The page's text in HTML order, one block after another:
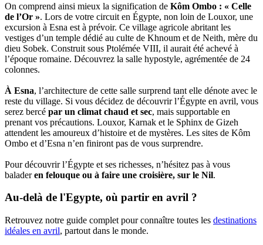
On comprend ainsi mieux la signification de Kôm Ombo : « Celle
de l’Or ». Lors de votre circuit en Égypte, non loin de Louxor, une
excursion à Esna est à prévoir. Ce village agricole abritant les
vestiges d’un temple dédié au culte de Khnoum et de Neith, mère du
dieu Sobek. Construit sous Ptolémée VIII, il aurait été achevé à
l’époque romaine. Découvrez la salle hypostyle, agrémentée de 24
colonnes.
À Esna, l’architecture de cette salle surprend tant elle dénote avec le
reste du village. Si vous décidez de découvrir l’Égypte en avril, vous
serez bercé par un climat chaud et sec, mais supportable en
prenant vos précautions. Louxor, Karnak et le Sphinx de Gizeh
attendent les amoureux d’histoire et de mystères. Les sites de Kôm
Ombo et d’Esna n’en finiront pas de vous surprendre.
Pour découvrir l’Égypte et ses richesses, n’hésitez pas à vous
baladeren felouque ou à faire une croisière, sur le Nil.
Au-delà de l'Egypte, où partir en avril ?
Retrouvez notre guide complet pour connaître toutes les destinations
idéales en avril, partout dans le monde.